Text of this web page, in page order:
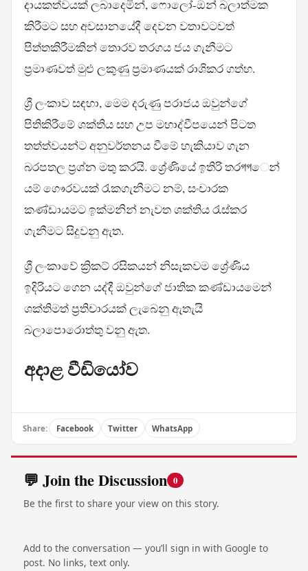
දායකත්වයක් ලබාදෙමින්, ෆොලෝ-ඔන් බලාත්මක
කිරීමට සහ අවසානයේදී දෙවන වතාවටවත්
පිත්තකිරීමකින් තොරව තරගය ජය ගැනීමට
ප්‍රමාණවත් මුළු ලකුණු ප්‍රමාණයක් රාශිකර ගත්හ.
ශ්‍රී ලංකාව සඳහා, මෙම දරුණු පරාජය ඔවුන්ගේ
පිතිකිරීමේ ශක්තිය සහ උප මහාද්වීපයෙන් පිටත
තත්ත්වයන්ට අනුවර්තනය වීමේ හැකියාව ගැන
බරපතල ප්‍රශ්න මතු කරයි. ශ්‍රේණියේ ඉතිරි තරগগෙන්
යම් ගෞරවයක් රැකගැනීමට නම්, සංචාරක
කණ්ඩායමට ඉක්මනින් නැවත ශක්තිය රැස්කර
ගැනීමට සිදුවනු ඇත.
ශ්‍රී ලංකාවේ ක්‍රිකට් රසිකයන් නිසැකවම ශ්‍රේණිය
ඉදිරියට ගෙන යද්දී ඔවුන්ගේ ජාතික කණ්ඩායමෙන්
ශක්තිමත් ප්‍රතිචාරයක් ලැබෙනු ඇතැයි
බලාපොරොත්තු වනු ඇත.
අදාළ වීඩියෝව
Share: Facebook Twitter WhatsApp
💬 Join the Discussion 0
Be the first to share your view on this story.
Add to the conversation — you’ll sign in with Google to
post. No links, text only.